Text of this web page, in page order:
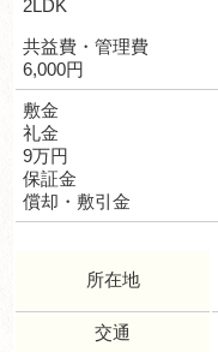
2LDK
共益費・管理費
6,000円
敷金
礼金
9万円
保証金
償却・敷引金
所在地
交通